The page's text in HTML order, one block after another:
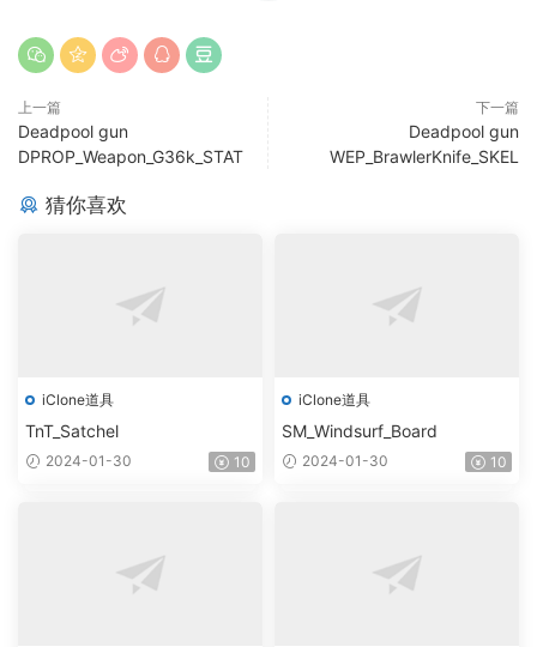
上一篇
Deadpool gun
DPROP_Weapon_G36k_STAT
下一篇
Deadpool gun
WEP_BrawlerKnife_SKEL
猜你喜欢
iClone道具
TnT_Satchel
2024-01-30 10
iClone道具
SM_Windsurf_Board
2024-01-30 10